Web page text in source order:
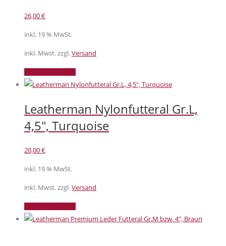
26,00€
inkl. 19 % MwSt.
inkl. Mwst. zzgl.Versand
Leatherman Nylonfutteral Gr.L,
4,5″, Turquoise
20,00€
inkl. 19 % MwSt.
inkl. Mwst. zzgl.Versand